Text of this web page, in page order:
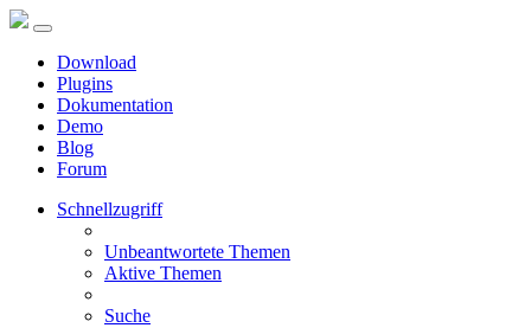
Download
Plugins
Dokumentation
Demo
Blog
Forum
Schnellzugriff
Unbeantwortete Themen
Aktive Themen
Suche